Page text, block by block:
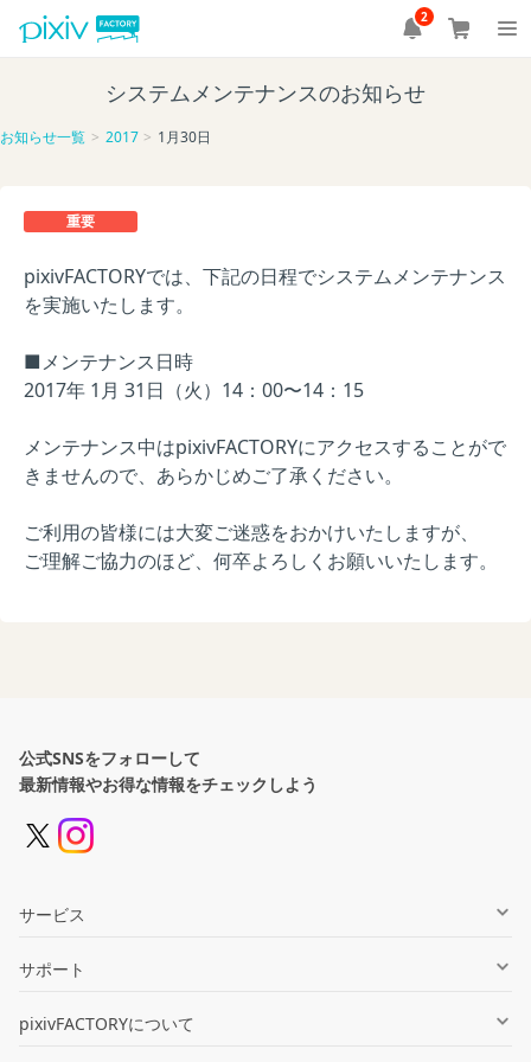
2
システムメンテナンスのお知らせ
お知らせ一覧 2017 1月30日
重要
pixivFACTORYでは、下記の日程でシステムメンテナンス
を実施いたします。
■メンテナンス日時
2017年 1月 31日（火）14：00〜14：15
メンテナンス中はpixivFACTORYにアクセスすることがで
きませんので、あらかじめご了承ください。
ご利用の皆様には大変ご迷惑をおかけいたしますが、
ご理解ご協力のほど、何卒よろしくお願いいたします。
公式SNSをフォローして
最新情報やお得な情報をチェックしよう
サービス
グッズ制作
サポート
ヘルプセンター
pixivFACTORYについて